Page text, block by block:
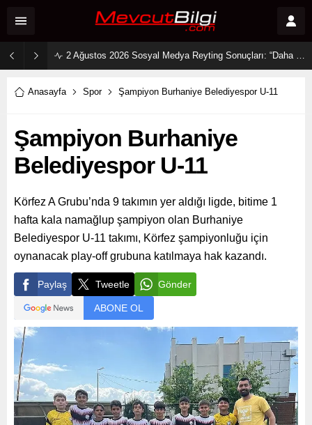
2 Ağustos 2026 Sosyal Medya Reyting Sonuçları: “Daha 17” Ekranlara Ambargo Koydu!
Anasayfa Spor Şampiyon Burhaniye Belediyespor U-11
Şampiyon Burhaniye
Belediyespor U-11
Körfez A Grubu’nda 9 takımın yer aldığı ligde, bitime 1
hafta kala namağlup şampiyon olan Burhaniye
Belediyespor U-11 takımı, Körfez şampiyonluğu için
oynanacak play-off grubuna katılmaya hak kazandı.
Paylaş Tweetle Gönder
ABONE OL